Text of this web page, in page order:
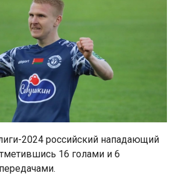
2024 российский нападающий
16 голами и 6